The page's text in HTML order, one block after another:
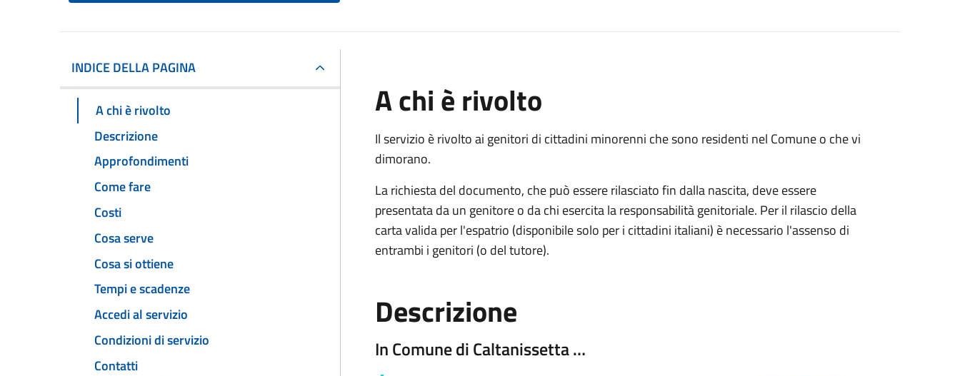
INDICE DELLA PAGINA
A chi è rivolto
Descrizione
Approfondimenti
Come fare
Costi
Cosa serve
Cosa si ottiene
Tempi e scadenze
Accedi al servizio
Condizioni di servizio
Contatti
A chi è rivolto
Il servizio è rivolto ai genitori di cittadini minorenni che sono residenti nel Comune o che vi
dimorano.
La richiesta del documento, che può essere rilasciato fin dalla nascita, deve essere
presentata da un genitore o da chi esercita la responsabilità genitoriale. Per il rilascio della
carta valida per l'espatrio (disponibile solo per i cittadini italiani) è necessario l'assenso di
entrambi i genitori (o del tutore).
Descrizione
In Comune di Caltanissetta …